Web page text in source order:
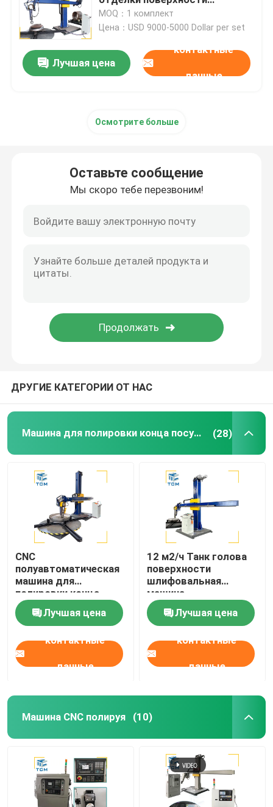
Машина для полировки конца посуды
Машина CNC полируя
Машина листа полируя
Автоматическая машина для полировки стальной
Планировщик сварки
Конусовая изгибающая машина
резервуара и крышки
MOQ：1 комплект
Цена：USD 9000-5000 Dollar per set
Лучшая цена
контактные
данные
Осмотрите больше
Оставьте сообщение
Мы скоро тебе перезвоним!
ДРУГИЕ КАТЕГОРИИ ОТ НАС
Машина для полировки конца посуды (28)
CNC
полуавтоматическая
машина для
полировки конца
посуды Танки для
храненияЛучшая цена
контактные
данные
12 м2/ч Танк голова
поверхности
шлифовальная
машина
Нержавеющая сталь
Автоматический
полировщик
Лучшая цена
контактные
данные
Машина CNC полируя (10)